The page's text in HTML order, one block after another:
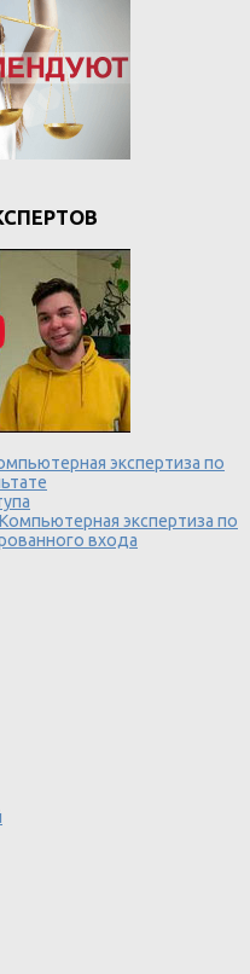
экспертиза по
Компьютерная экспертиза по
входа